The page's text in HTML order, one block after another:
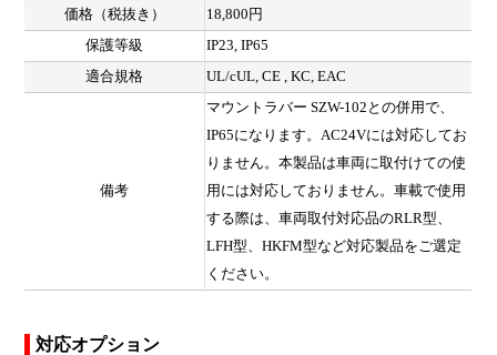
価格（税抜き）
18,800円
保護等級
IP23, IP65
適合規格
UL/cUL, CE , KC, EAC
備考
マウントラバー SZW-102との併用で、
IP65になります。AC24Vには対応してお
りません。本製品は車両に取付けての使
用には対応しておりません。車載で使用
する際は、車両取付対応品のRLR型、
LFH型、HKFM型など対応製品をご選定
ください。
対応オプション